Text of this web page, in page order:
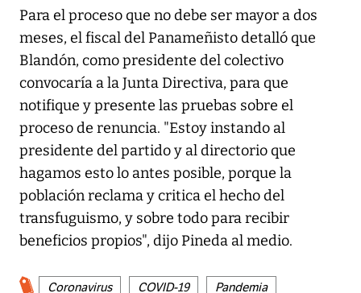
Para el proceso que no debe ser mayor a dos
meses, el fiscal del Panameñisto detalló que
Blandón, como presidente del colectivo
convocaría a la Junta Directiva, para que
notifique y presente las pruebas sobre el
proceso de renuncia. "Estoy instando al
presidente del partido y al directorio que
hagamos esto lo antes posible, porque la
población reclama y critica el hecho del
transfuguismo, y sobre todo para recibir
beneficios propios", dijo Pineda al medio.
Coronavirus COVID-19
Pandemia